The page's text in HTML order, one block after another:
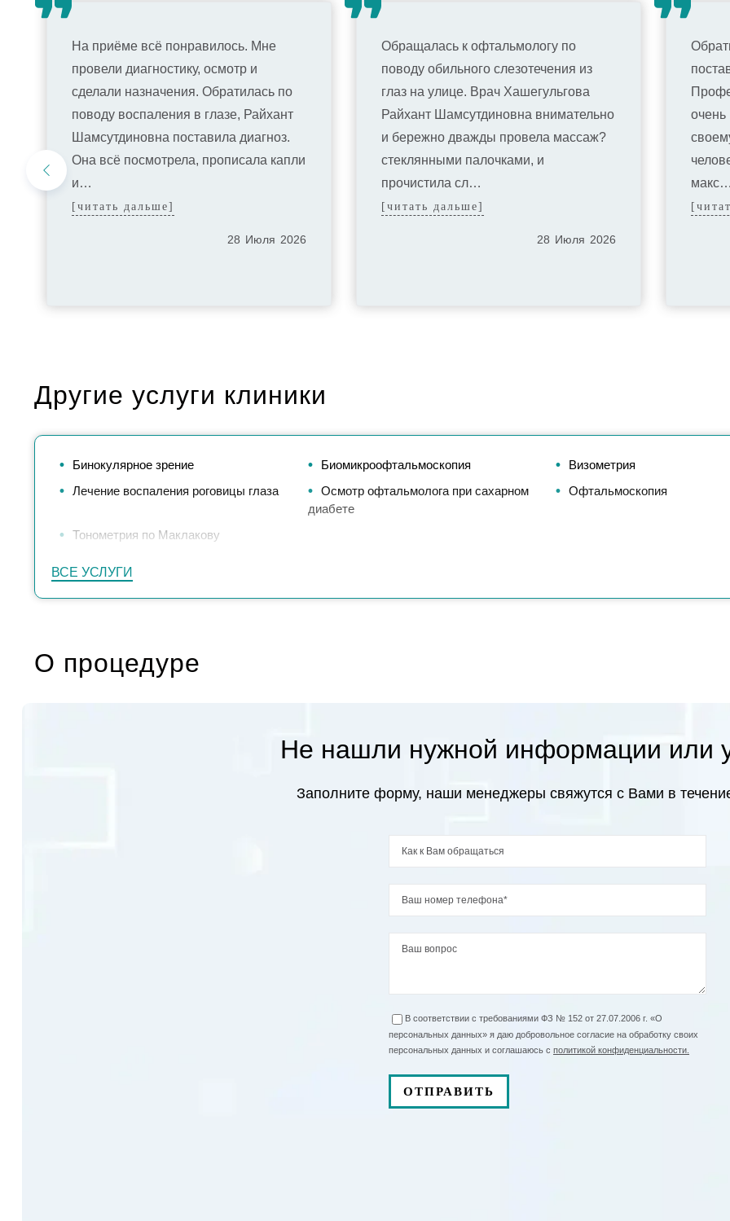
На приёме всё понравилось. Мне
провели диагностику, осмотр и
сделали назначения. Обратилась по
поводу воспаления в глазе, Райхант
Шамсутдиновна поставила диагноз.
Она всё посмотрела, прописала капли
и…
[читать дальше]
28 Июля 2026
Обращалась к офтальмологу по
поводу обильного слезотечения из
глаз на улице. Врач Хашегульгова
Райхант Шамсутдиновна внимательно
и бережно дважды провела массаж?
стеклянными палочками, и
прочистила сл…
[читать дальше]
28 Июля 2026
очень
Другие услуги клиники
ВСЕ УСЛУГИ
Бинокулярное зрение Биомикроофтальмоскопия
Визометрия
Лечение воспаления роговицы глаза
Осмотр офтальмолога при сахарном
диабете
Офтальмоскопия
Тонометрия по Маклакову
О процедуре
Не нашли нужной информации или
Заполните форму, наши менеджеры свяжутся с Вами в
В соответствии с требованиями ФЗ № 152 от 27.07.2006 г. «О
персональных данных» я даю добровольное согласие на обработку своих
персональных данных и соглашаюсь с политикой конфиденциальности.